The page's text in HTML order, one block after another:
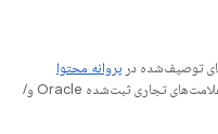
توصیف‌شده در پروانه محتوا
هستند. جاوا و OpenJDK علامت‌های تجاری یا علامت‌های تجاری ثبت‌شده Oracle و/